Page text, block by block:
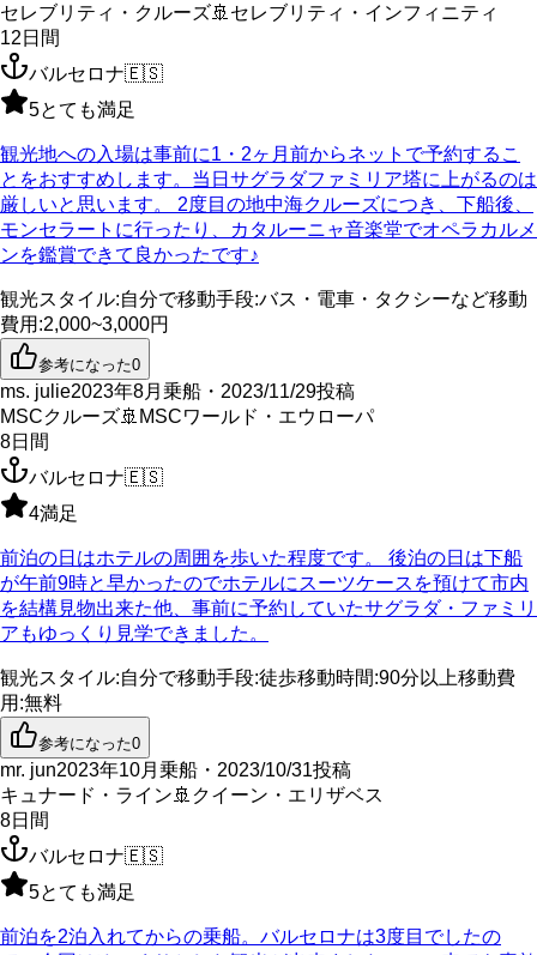
セレブリティ・クルーズ🚢 セレブリティ・インフィニティ
12 日間
バルセロナ🇪🇸
5とても満足
観光地への入場は事前に1・2ヶ月前からネットで予約するこ
とをおすすめします。当日サグラダファミリア塔に上がるのは
厳しいと思います。 2度目の地中海クルーズにつき、下船後、
モンセラートに行ったり、カタルーニャ音楽堂でオペラカルメ
ンを鑑賞できて良かったです♪
観光スタイル:自分で移動手段:バス・電車・タクシーなど移動
費用 :2,000~3,000円
参考になった0
ms. julie2023年8月乗船・2023/11/29投稿
MSCクルーズ🚢 MSCワールド・エウローパ
8日間
バルセロナ🇪🇸
4満足
前泊の日はホテルの周囲を歩いた程度です。 後泊の日は下船
が午前9時と早かったのでホテルにスーツケースを預けて市内
を結構見物出来た他、事前に予約していたサグラダ・ファミリ
アもゆっくり見学できました。
観光スタイル:自分で移動手段:徒歩移動時間:90分以上移動費
用 :無料
参考になった0
mr. jun2023年10月乗船・2023/10/31投稿
キュナード・ライン 🚢 クイーン・エリザベス
8日間
バルセロナ🇪🇸
5とても満足
前泊を2泊入れてからの乗船。バルセロナは3度目でしたの